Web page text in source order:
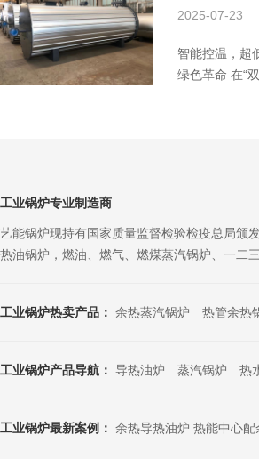
就显得尤为关
2025-07-23
智能控温，
绿色革命 在“
工业锅炉专业制造商
艺能锅炉现持有国家质量监督检验检疫总局颁
热油锅炉，燃油、燃气、燃煤蒸汽锅炉、一二
工业锅炉热卖产品： 余热蒸汽锅炉 热管余热
工业锅炉产品导航： 导热油炉 蒸汽锅炉 热
工业锅炉最新案例：